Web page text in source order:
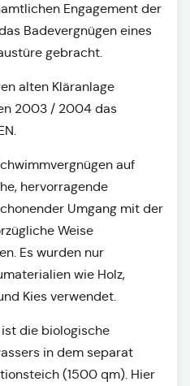
Engagement der
Badevergnügen eines
gebracht.
alten Kläranlage
2003 / 2004 das
auf
hervorragende
Umgang mit der
Weise
Es wurden nur
wie Holz,
Kies verwendet.
die biologische
in dem separat
(1500 qm). Hier